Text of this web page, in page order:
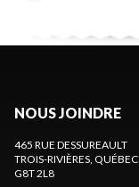
NOUS JOINDRE
465 RUE DESSUREAULT
TROIS-RIVIÈRES , QUÉBEC
G8T 2L8